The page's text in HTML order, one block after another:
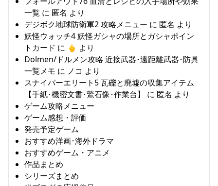
一覧 に 匿名 より
デジボク地球防衛軍2 攻略メニュー に 匿名 より
妖怪ウォッチ4 妖怪ガシャの場所とガシャポイン
トカード に 🖕 より
Dolmen/ドルメン攻略 近接武器･遠距離武器･防具
一覧メモ に ノコ より
スナイパーエリート5 瓦礫と廃墟の収集アイテム
【手紙･機密文書･鷲石像･作業台】 に 匿名 より
ゲーム攻略メニュー
ゲーム感想・評価
発売予定ゲーム
おすすめ洋画･海外ドラマ
おすすめゲーム・アニメ
作品まとめ
シリーズまとめ